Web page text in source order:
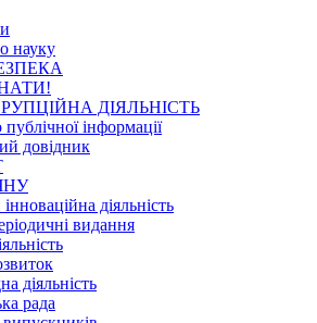
науку
ДІЯЛЬНІСТЬ
інформації
довідник
діяльність
видання
діяльність
рада